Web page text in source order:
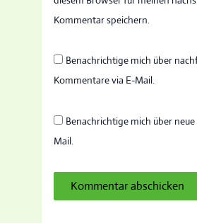
Kommentar speichern.
Benachrichtige mich über
Kommentare via E-Mail.
Benachrichtige mich über
Mail.